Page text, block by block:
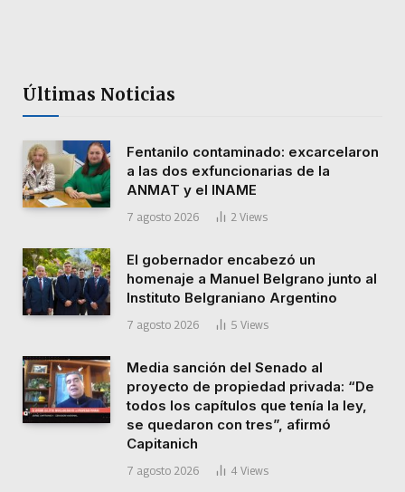
Últimas Noticias
Fentanilo contaminado: excarcelaron
a las dos exfuncionarias de la
ANMAT y el INAME
7 agosto 2026 2 Views
El gobernador encabezó un
homenaje a Manuel Belgrano junto al
Instituto Belgraniano Argentino
7 agosto 2026 5 Views
Media sanción del Senado al
proyecto de propiedad privada: “De
todos los capítulos que tenía la ley,
se quedaron con tres”, afirmó
Capitanich
7 agosto 2026 4 Views